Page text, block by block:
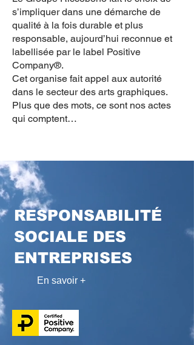
s’impliquer dans une démarche de
qualité à la fois durable et plus
responsable, aujourd’hui reconnue et
labellisée par le label Positive
Company®.
Cet organise fait appel aux autorité
dans le secteur des arts graphiques.
Plus que des mots, ce sont nos actes
qui comptent…
RESPONSABILITÉ
SOCIALE DES
ENTREPRISES
En savoir +